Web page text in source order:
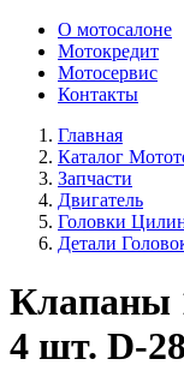
О мотосалоне
Мотокредит
Мотосервис
Контакты
Главная
Каталог
Запчасти
Двигатель
Головки
Детали
Клапаны
4 шт. D-